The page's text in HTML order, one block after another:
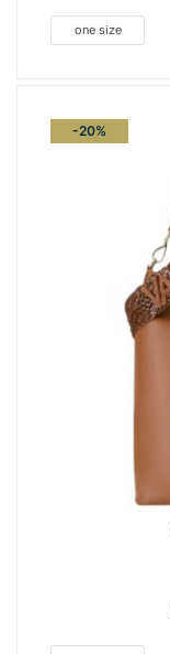
one size
-20%